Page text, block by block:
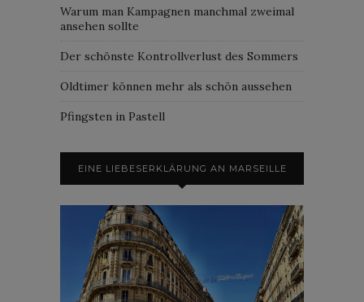
Warum man Kampagnen manchmal zweimal
ansehen sollte
Der schönste Kontrollverlust des Sommers
Oldtimer können mehr als schön aussehen
Pfingsten in Pastell
EINE LIEBESERKLÄRUNG AN MARSEILLE